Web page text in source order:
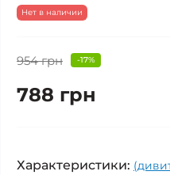
Нет в наличии
954 грн -17%
788 грн
Характеристики: